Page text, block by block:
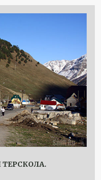
ТЕРСКОЛА.